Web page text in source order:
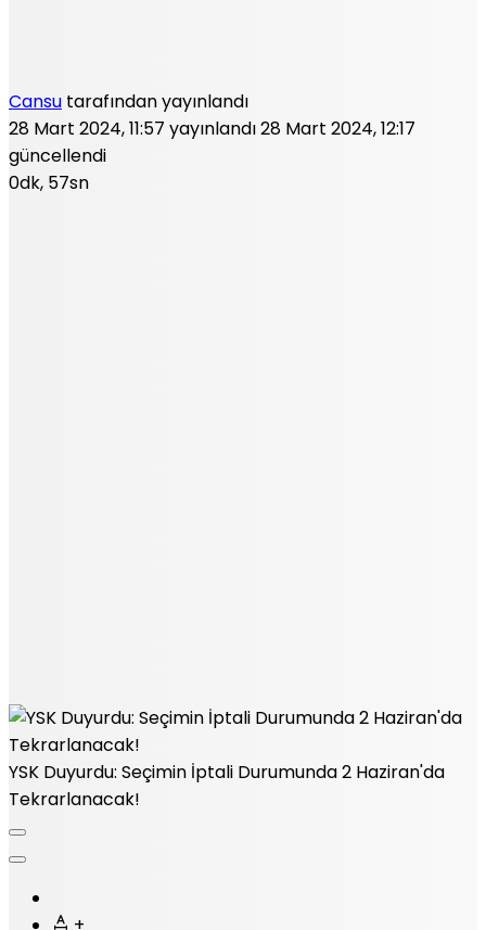
Cansu tarafından yayınlandı
28 Mart 2024, 11:57 yayınlandı28 Mart 2024, 12:17
güncellendi
0dk, 57sn
YSK Duyurdu: Seçimin İptali Durumunda 2 Haziran'da
Tekrarlanacak!
+